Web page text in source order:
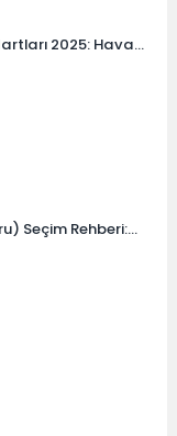
2025: Hava
Seçim Rehberi: